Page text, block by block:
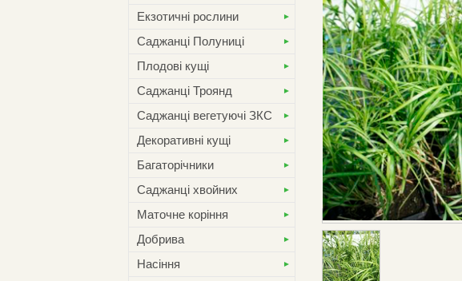
Екзотичні рослини
Саджанці Полуниці
Плодові кущі
Саджанці Троянд
Саджанці вегетуючі ЗКС
Декоративні кущі
Багаторічники
Саджанці хвойних
Маточне коріння
Добрива
Насіння